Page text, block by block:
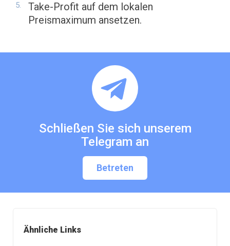
Ähnliche Links
Take-Profit auf dem lokalen
Preismaximum ansetzen.
Schließen Sie sich unserem
Telegram an
Betreten